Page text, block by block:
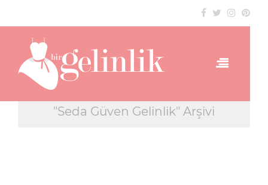
"Seda Güven Gelinlik" Arşivi